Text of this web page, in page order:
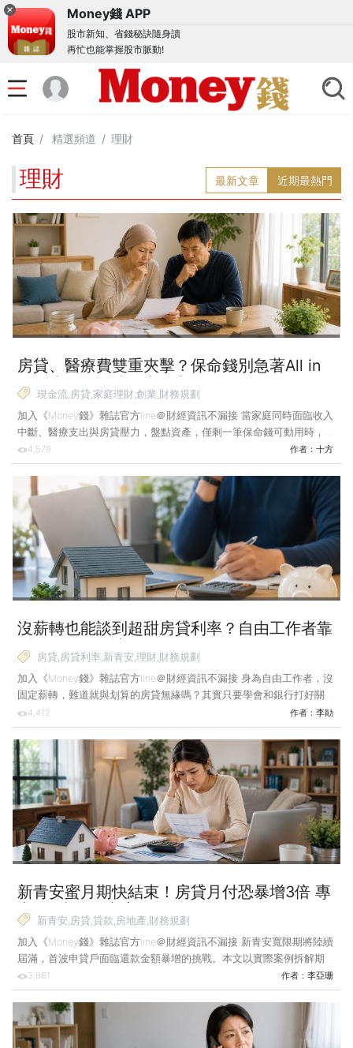
Money錢 APP
股市新知、省錢秘訣隨身讀
再忙也能掌握股市脈動!
首頁 精選頻道 理財
理財 最新文章 近期最熱門
房貸、醫療費雙重夾擊？保命錢別急著All in
用最少的錢創造穩定收入！
現金流,房貸,家庭理財,創業,財務規劃
加入《Money錢》雜誌官方line＠財經資訊不漏接 當家庭同時面臨收入
中斷、醫療支出與房貸壓力，盤點資產，僅剩一筆保命錢可動用時，該
靠投資求翻身，還是有其他更好的做法？從本文的案例故事，可以找到
實用的應對策略。 前幾天，我收到一封來自南投的郵件，寫信的是阿
娟，她今年49歲，原本是月領35,000元的小職員，但這幾個月接連遭逢
變故：先是被診斷出乳癌第二期，為了接受化療和休養，不得不暫時離
開職場；接著，她51歲、在台中某工具機廠工作的先生，也收到裁員通
知。 她有兩個孩子，一個10歲、一個12歲，正是需要花錢的年紀；更
糟糕的是，阿娟的母親去年起固定要洗腎，
4,579 作者： 十方
沒薪轉也能談到超甜房貸利率？自由工作者靠
4招提早布局 讓銀行挺你！
房貸,房貸利率,新青安,理財,財務規劃
加入《Money錢》雜誌官方line＠財經資訊不漏接 身為自由工作者，沒
固定薪轉，難道就與划算的房貸無緣嗎？其實只要學會和銀行打好關
係，即便沒有薪資證明，照樣有機會談到超甜利率和超高成數。 住到
新家也差不多半年的時間了，回想當初貸款的歷程，每次分享出來都讓
大家為之一驚，也希望透過文章，讓更多人知道怎麼跟銀行談貸款，但
還是要提醒各位，銀行跟政府的政策不斷地在變化，你可以把我的經驗
當成參考，但無法保證百分之百得到相同的利率。 4招拿下利率「地
板價」 成數超越新青安 當初房子一付訂金，建商就給了幾家配合銀行
的聯絡方式，請我去詢問能否貸到8成
4,412 作者： 李勛
新青安蜜月期快結束！房貸月付恐暴增3倍 專
家揭5大解套方案
新青安,房貸,貸款,房地產,財務規劃
加入《Money錢》雜誌官方line＠財經資訊不漏接 新青安寬限期將陸續
屆滿，首波申貸戶面臨還款金額暴增的挑戰。本文以實際案例拆解期滿
後的財務衝擊，並分析轉貸、售屋等應對方案的優劣，提供房貸族參
考。 新青安貸款自2023年8月1日上路後，挾著最高1,000萬元額度、
最長年期40年、寬限期最長5年等優勢，成為許多首購族的買房解藥。
根據財政部截至今（2026）年3月的統計，新青安累計核貸戶數達16萬
543戶，撥貸金額更高達1兆2,421億元。 隨著時間推移，新青安的利息
3,661 作者： 李亞珊